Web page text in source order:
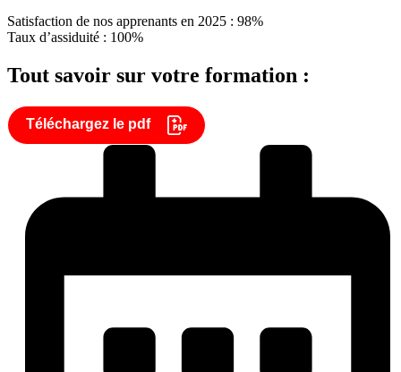
Satisfaction de nos apprenants en 2025 : 98%
Taux d’assiduité : 100%
Tout savoir sur votre formation :
Téléchargez le pdf